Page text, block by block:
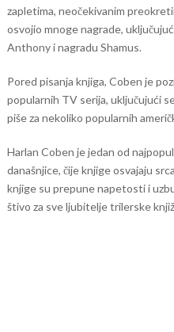
zapletima, neočekivanim
osvojio mnoge nagrade,
Anthony i nagradu Shamus.
Pored pisanja knjiga, Coben je
popularnih TV serija, uključujući
piše za nekoliko popularnih
Harlan Coben je jedan od
današnjice, čije knjige osvajaju
knjige su prepune napetosti i
štivo za sve ljubitelje trilerske